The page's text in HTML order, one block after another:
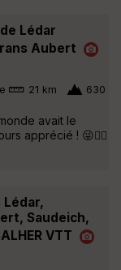
Lédar
Aubert
21 km
630
avait le
apprécié ! 😜🚵‍♂️
Saudeich,
VTT